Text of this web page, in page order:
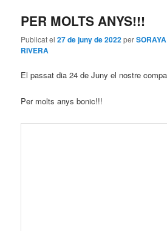
principal
secundari
PER MOLTS ANYS!!!
Publicat el27 de juny de 2022per
RIVERA
El passat dia 24 de Juny el nostre
Per molts anys bonic!!!